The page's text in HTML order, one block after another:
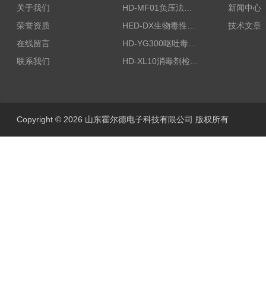
关于我们
荣誉资质
在线留言
联系我们
HD-MF01负压法密封性测试仪
新闻中心
技术文章
Copyright © 2026 山东霍尔德电子科技有限公司 版权所有